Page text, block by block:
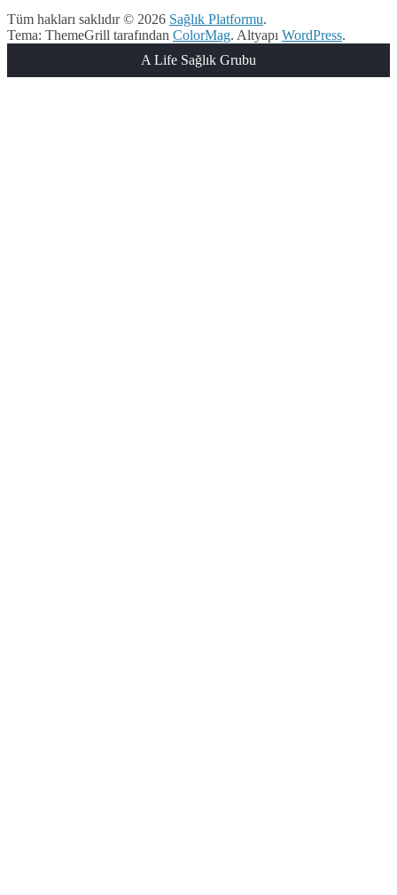
Tüm hakları saklıdır © 2026 Sağlık Platformu.
Tema: ThemeGrill tarafından ColorMag. Altyapı WordPress.
A Life Sağlık Grubu